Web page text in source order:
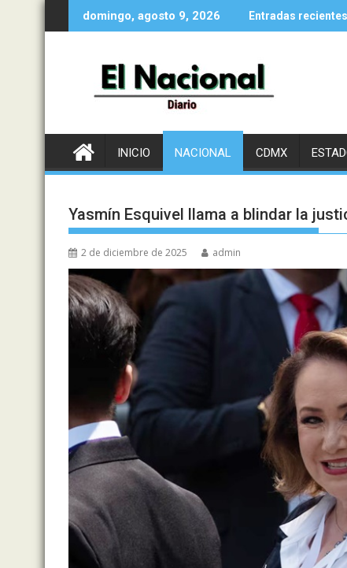
al
domingo, agosto 9, 2026 Entradas recientes
INICIO NACIONAL CDMX
Yasmín Esquivel llama a blindar la
2 de diciembre de 2025 admin